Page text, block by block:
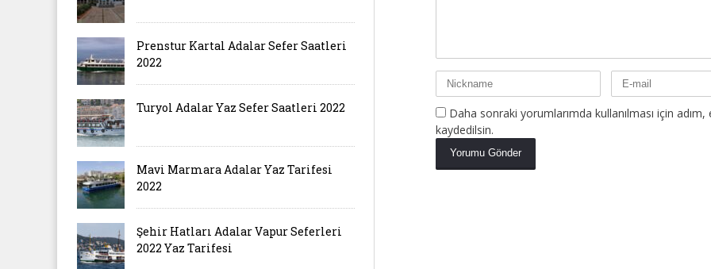
Daha sonraki yorumlarımda kullanılması için
kaydedilsin.
Prenstur Kartal Adalar Sefer Saatleri
2022
Turyol Adalar Yaz Sefer Saatleri 2022
Mavi Marmara Adalar Yaz Tarifesi
2022
Şehir Hatları Adalar Vapur Seferleri
2022 Yaz Tarifesi